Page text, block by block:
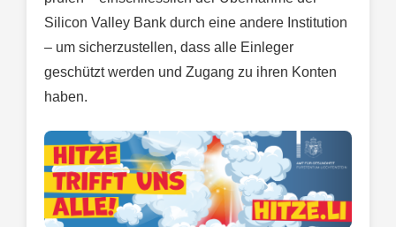
Silicon Valley Bank durch eine andere Institution
– um sicherzustellen, dass alle Einleger
geschützt werden und Zugang zu ihren Konten
haben.